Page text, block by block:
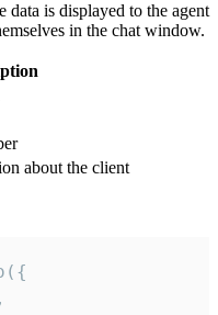
data is displayed to the agent
in the chat window.
about the client